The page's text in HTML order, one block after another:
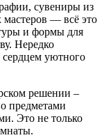
сувениры из
мастеров — всё это
и формы для
Нередко
сердцем уютного
решении –
предметами
Это не только